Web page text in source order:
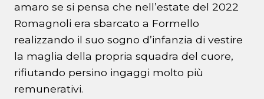
amaro se si pensa che nell’estate del 2022
Romagnoli era sbarcato a Formello
realizzando il suo sogno d’infanzia di vestire
la maglia della propria squadra del cuore,
rifiutando persino ingaggi molto più
remunerativi.